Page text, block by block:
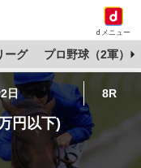
dメニュー
ーグ プロ野球（2軍）
日 8R
円以下)